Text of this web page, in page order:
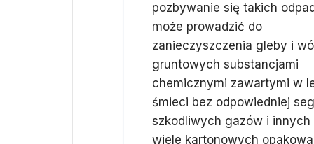
pozbywanie się takich
może prowadzić do
zanieczyszczenia gleby i
gruntowych substancjami
chemicznymi zawartymi w
śmieci bez odpowiedniej
szkodliwych gazów i
wiele kartonowych